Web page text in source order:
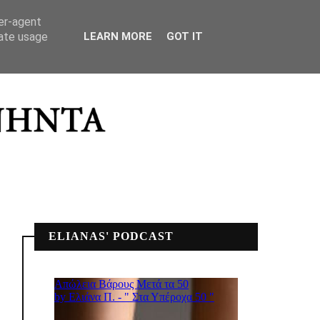
ΜΟΥ
ELIANAS' PODCAST
agent
usage
LEARN MORE GOT IT